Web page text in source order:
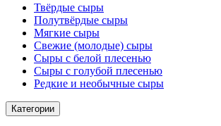
Твёрдые сыры
Полутвёрдые сыры
Мягкие сыры
Свежие (молодые) сыры
Сыры с белой плесенью
Сыры с голубой плесенью
Редкие и необычные сыры
Категории